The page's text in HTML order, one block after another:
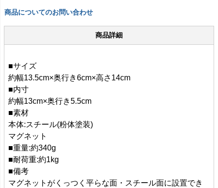
商品についてのお問い合わせ
商品詳細
■サイズ
約幅13.5cm×奥行き6cm×高さ14cm
■内寸
約幅13cm×奥行き5.5cm
■素材
本体:スチール(粉体塗装)
マグネット
■重量:約340g
■耐荷重:約1kg
■備考
マグネットがくっつく平らな面・スチール面に設置でき